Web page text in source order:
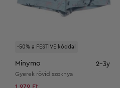
-50% a FESTIVE kóddal
Minymo 2-3y
Gyerek rövid szoknya